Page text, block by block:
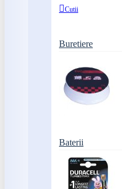
Cutii
Buretiere
Baterii